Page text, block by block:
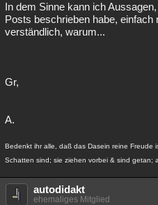
In dem Sinne kann ich
Posts beschrieben habe, einfach
verständlich, warum...
Gr,
A.
Bedenkt ihr alle, daß das Dasein reine Freude
Schatten sind; sie ziehen vorbei & sind getan;
autodidakt
ehemaliges Mitglied